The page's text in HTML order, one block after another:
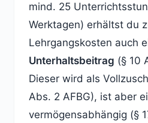
mind. 25
Werktagen) erhältst du
Lehrgangskosten auch
Unterhaltsbeitrag (§ 10
Dieser wird als
Abs. 2 AFBG), ist aber
vermögensabhängig (§